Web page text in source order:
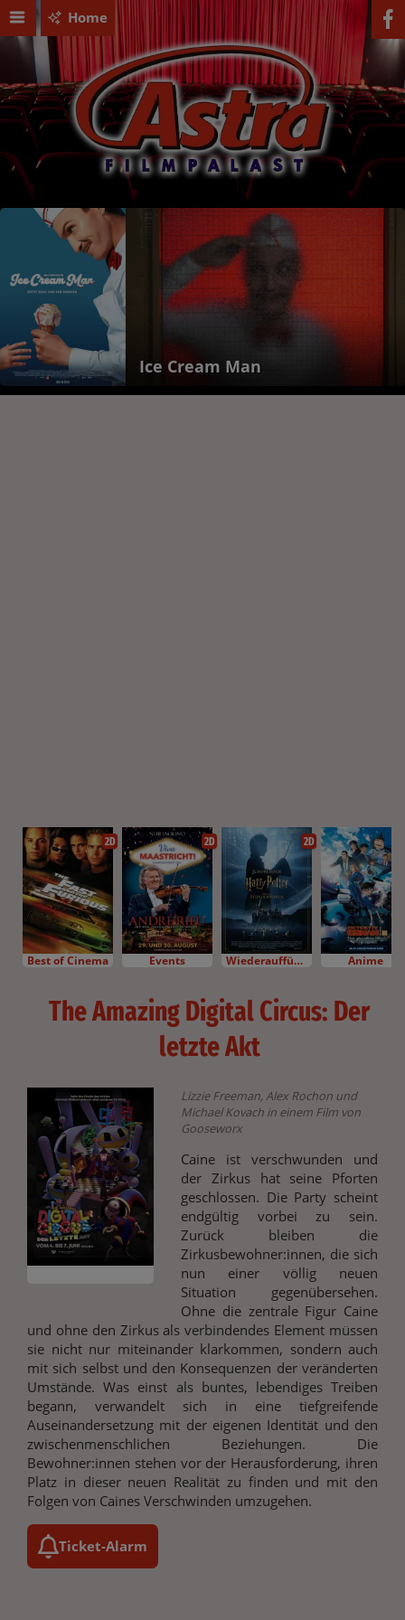
Home
Ice Cream Man
2D
Best of Cinema
2D
Events
2D
Wiederaufführung Anime
The Amazing Digital Circus: Der
letzte Akt
Lizzie Freeman, Alex Rochon und
Michael Kovach in einem Film von
Gooseworx
Caine ist verschwunden und
der Zirkus hat seine Pforten
geschlossen. Die Party scheint
endgültig vorbei zu sein.
Zurück bleiben die
Zirkusbewohner:innen, die sich
nun einer völlig neuen
Situation gegenübersehen.
Ohne die zentrale Figur Caine
und ohne den Zirkus als verbindendes Element müssen
sie nicht nur miteinander klarkommen, sondern auch
mit sich selbst und den Konsequenzen der veränderten
Umstände. Was einst als buntes, lebendiges Treiben
begann, verwandelt sich in eine tiefgreifende
Auseinandersetzung mit der eigenen Identität und den
zwischenmenschlichen Beziehungen. Die
Bewohner:innen stehen vor der Herausforderung, ihren
Platz in dieser neuen Realität zu finden und mit den
Folgen von Caines Verschwinden umzugehen.
Ticket-Alarm